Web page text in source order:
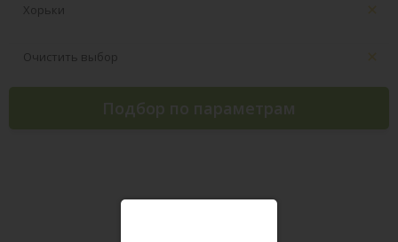
Хорьки
Очистить выбор
Подбор по параметрам